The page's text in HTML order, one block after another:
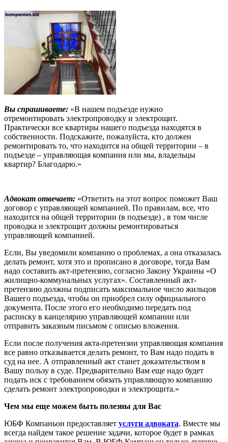
Вы спрашиваете: «В нашем подъезде нужно
отремонтировать электропроводку и электрощит.
Практически все квартиры нашего подъезда находятся в
собственности. Подскажите, пожалуйста, кто должен
ремонтировать то, что находится на общей территории – в
подъезде – управляющая компания или мы, владельцы
квартир? Благодарю.»
Адвокат отвечает: «Ответить на этот вопрос поможет Ваш
договор с управляющей компанией. По правилам, все, что
находится на общей территории (в подъезде) , в том числе
проводка и электрощит должны ремонтироваться
управляющей компанией.
Если, Вы уведомили компанию о проблемах, а она отказалась
делать ремонт, хотя это и прописано в договоре, тогда Вам
надо составить акт-претензию, согласно Закону Украины «О
жилищно-коммунальных услугах». Составленный акт-
претензию должны подписать максимальное число жильцов
Вашего подъезда, чтобы он приобрел силу официального
документа. После этого его необходимо передать под
расписку в канцелярию управляющей компании или
отправить заказным письмом с описью вложения.
Если после получения акта-претензии управляющая компания
все равно отказывается делать ремонт, то Вам надо подать в
суд на нее. А отправленный акт станет доказательством в
Вашу пользу в суде. Предварительно Вам еще надо будет
подать иск с требованием обязать управляющую компанию
сделать ремонт электропроводки и электрощита.»
Чем мы еще можем быть полезны для Вас
ЮБФ Компаньон предоставляет услуги адвоката. Вместе мы
всегда найдем такое решение задачи, которое будет в рамках